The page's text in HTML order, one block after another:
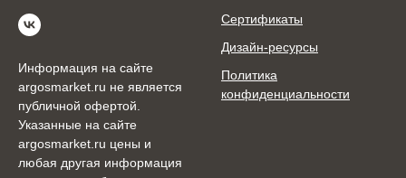
Информация на сайте
argosmarket.ru не является
публичной офертой.
Указанные на сайте
argosmarket.ru цены и
любая другая информация
Сертификаты
Дизайн-ресурсы
Политика
конфиденциальности